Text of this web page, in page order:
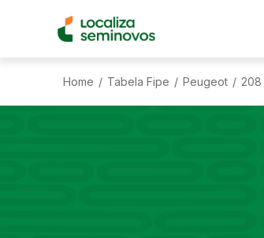
Home / Tabela Fipe / Peugeot / 208